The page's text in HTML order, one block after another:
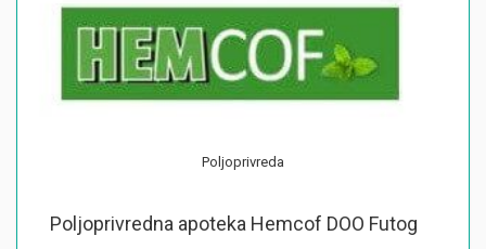
Poljoprivreda
Poljoprivredna apoteka Hemcof DOO Futog